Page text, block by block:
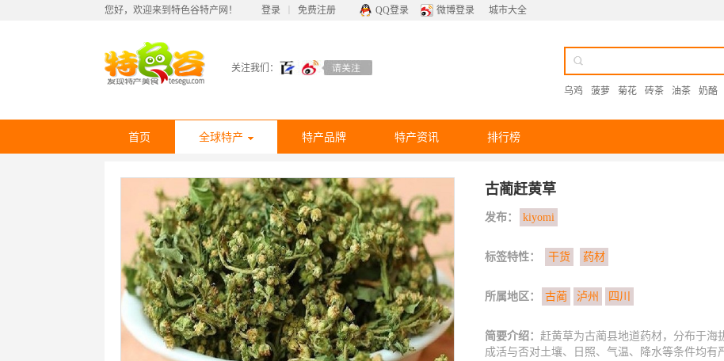
您好，欢迎来到特色谷特产网！ 登录 免费注册 QQ登录 微博登录 城市大全
关注我们：
乌鸡 菠萝 菊花 砖茶 油茶 奶酪
首页 全球特产 特产品牌 特产资讯 排行榜
古蔺赶黄草
发布： kiyomi
标签特性： 干货 药材
所属地区： 古蔺 泸州 四川
简要介绍： 赶黄草为古蔺县地道药材，分布于海
成活与否对土壤、日照、气温、降水等条件均